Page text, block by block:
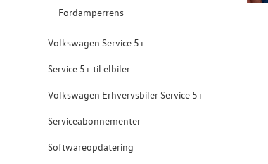
Fordamperrens
Volkswagen Service 5+
Service 5+ til elbiler
Volkswagen Erhvervsbiler Service 5+
Serviceabonnementer
Softwareopdatering